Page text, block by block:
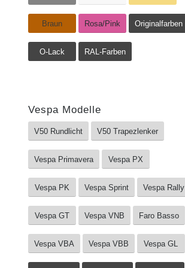
Braun Rosa/Pink Originalfarben
O-Lack RAL-Farben
Vespa Modelle
V50 Rundlicht V50 Trapezlenker
Vespa Primavera Vespa PX
Vespa PK Vespa Sprint Vespa Rally
Vespa GT Vespa VNB Faro Basso
Vespa VBA Vespa VBB Vespa GL